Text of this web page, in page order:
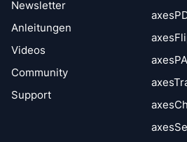
Newsletter
Anleitungen
Videos
Community
Support